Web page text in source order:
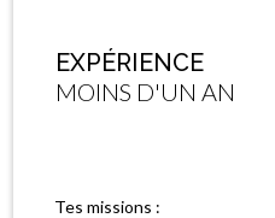
EXPÉRIENCE
MOINS D'UN AN
Tes missions :